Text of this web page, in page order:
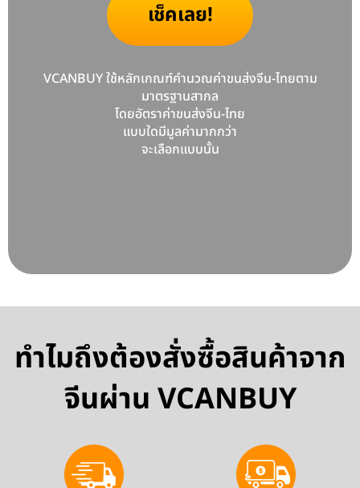
เช็คเลย!
VCANBUY ใช้หลักเกณฑ์คำนวณค่าขนส่งจีน-ไทยตาม
มาตรฐานสากล
โดยอัตราค่าขนส่งจีน-ไทย
แบบใดมีมูลค่ามากกว่า
จะเลือกแบบนั้น
ทำไมถึงต้องสั่งซื้อสินค้าจาก
จีนผ่าน VCANBUY